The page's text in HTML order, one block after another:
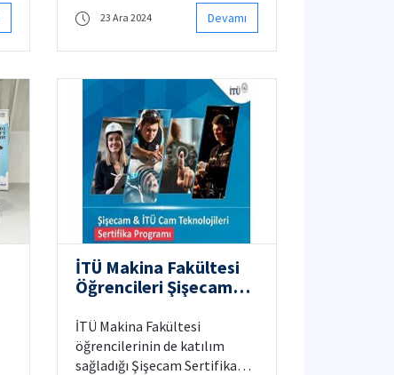
and Dynamic Testing and
Micro-Structural Evaluations"
seminar will be presented by
Assoc. Prof. Dr. Mohammad
Malekan. For details please
click
23 Ara 2024 Devamı
İTÜ Makina Fakültesi
Öğrencileri Şişecam
Katıldı
İTÜ Makina Fakültesi
öğrencilerinin de katılım
sağladığı Şişecam Sertifika